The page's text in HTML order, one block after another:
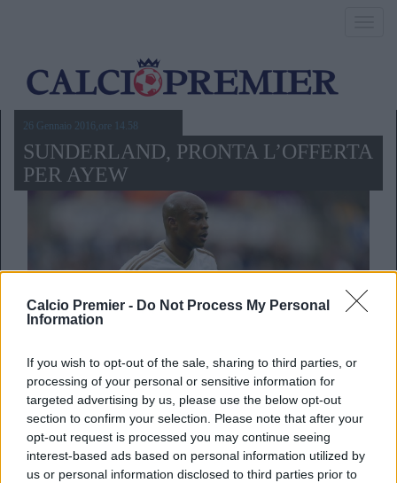
Calcio Premier - Do Not Process My Personal
Information
If you wish to opt-out of the sale, sharing to third parties, or
processing of your personal or sensitive information for
targeted advertising by us, please use the below opt-out
section to confirm your selection. Please note that after your
opt-out request is processed you may continue seeing
interest-based ads based on personal information utilized by
us or personal information disclosed to third parties prior to
26 Gennaio 2016,ore 14.58
SUNDERLAND, PRONTA L’OFFERTA
PER AYEW
SecondoSky Sport, ilSunderlandha pronta l’offerta per
strappareAndre Ayewallo Swansea.